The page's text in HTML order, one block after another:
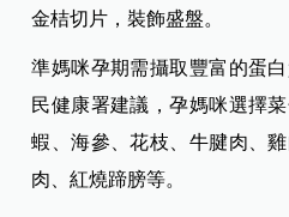
金桔切片，裝飾盛盤。
準媽咪孕期需攝取豐富的蛋
民健康署建議，孕媽咪選擇
蝦、海參、花枝、牛腱肉、
肉、紅燒蹄膀等。